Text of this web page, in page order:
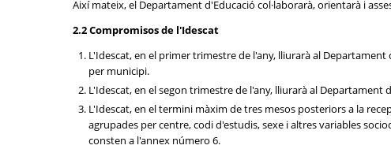
Així mateix, el Departament d'Educació col·laborarà, orientarà i
2.2 Compromisos de l'Idescat
L'Idescat, en el primer trimestre de l'any, lliurarà al
per municipi.
L'Idescat, en el segon trimestre de l'any, lliurarà al
L'Idescat, en el termini màxim de tres mesos posteriors a la
agrupades per centre, codi d'estudis, sexe i altres variables
consten a l'annex número 6.